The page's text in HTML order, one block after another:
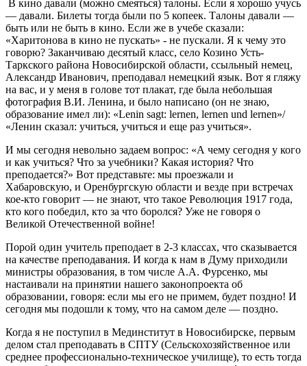
В кино давали (можно смеяться) талоны. Если я хорошо учусь
— давали. Билеты тогда были по 5 копеек. Талоны давали —
быть или не быть в кино. Если же в учебе сказали:
«Харитонова в кино не пускать» - не пускали. Я к чему это
говорю? Заканчиваю десятый класс, село Козино Усть-
Таркского района Новосибирской области, ссыльный немец,
Александр Иванович, преподавал немецкий язык. Вот я гляжу
на вас, и у меня в голове тот плакат, где была небольшая
фотография В.И. Ленина, и было написано (он не знаю,
образование имел ли): «Lenin sagt: lernen, lernen und lernen»/
«Ленин сказал: учиться, учиться и еще раз учиться».
И мы сегодня невольно задаем вопрос: «А чему сегодня у кого
и как учиться? Что за учебники? Какая история? Что
преподается?» Вот представьте: мы проезжали и
Хабаровскую, и Оренбургскую области и везде при встречах
кое-кто говорит — не знают, что такое Революция 1917 года,
кто кого победил, кто за что боролся? Уже не говоря о
Великой Отечественной войне!
Порой один учитель преподает в 2-3 классах, что сказывается
на качестве преподавания. И когда к нам в Думу приходили
министры образования, в том числе А.А. Фурсенко, мы
настаивали на принятии нашего законопроекта об
образовании, говоря: если мы его не примем, будет поздно! И
сегодня мы подошли к тому, что на самом деле — поздно.
Когда я не поступил в Мединститут в Новосибирске, первым
делом стал преподавать в СПТУ (Сельскохозяйственное или
среднее профессионально-техническое училище), то есть тогда